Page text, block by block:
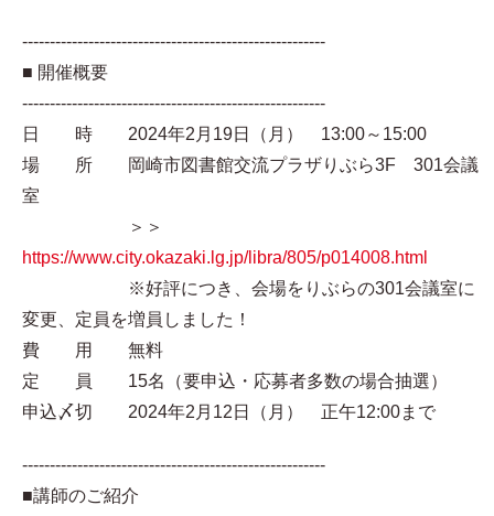
-------------------------------------------------------
■ 開催概要
-------------------------------------------------------
日 時 2024年2月19日（月） 13:00～15:00
場 所 岡崎市図書館交流プラザりぶら3F 301会議
室
＞＞
https://www.city.okazaki.lg.jp/libra/805/p014008.html
※好評につき、会場をりぶらの301会議室に
変更、定員を増員しました！
費 用 無料
定 員 15名（要申込・応募者多数の場合抽選）
申込〆切 2024年2月12日（月） 正午12:00まで
-------------------------------------------------------
■講師のご紹介